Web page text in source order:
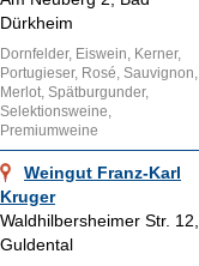
Dürkheim
Dornfelder, Eiswein, Kerner,
Portugieser, Rosé, Sauvignon,
Merlot, Spätburgunder,
Selektionsweine,
Premiumweine
Weingut Franz-Karl
Kruger
Waldhilbersheimer Str. 12,
Guldental